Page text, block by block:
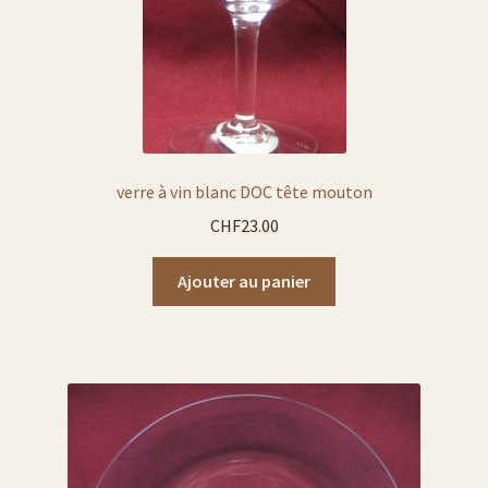
verre à vin blanc DOC tête mouton
CHF23.00
Ajouter au panier